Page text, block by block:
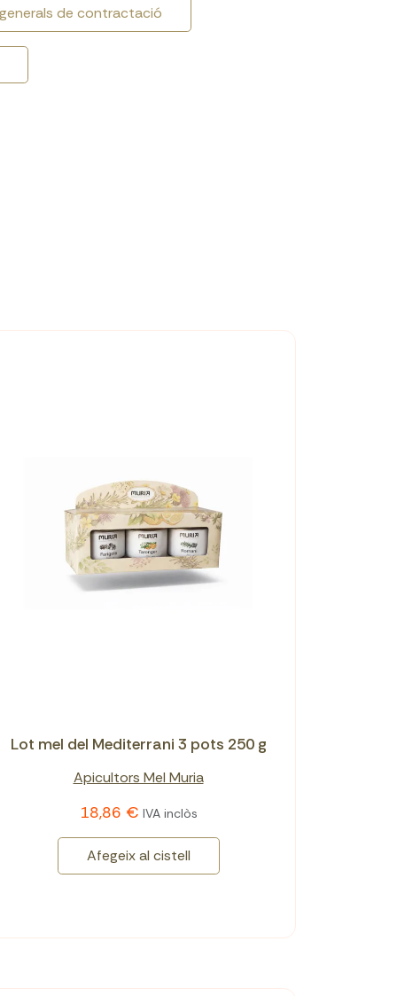
de contractació
Lot mel del Mediterrani 3 pots 250 g
Apicultors Mel Muria
18,86 € IVA inclòs
Afegeix al cistell